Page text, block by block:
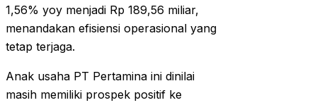
1,56% yoy menjadi Rp 189,56 miliar,
menandakan efisiensi operasional yang
tetap terjaga.
Anak usaha PT Pertamina ini dinilai
masih memiliki prospek positif ke